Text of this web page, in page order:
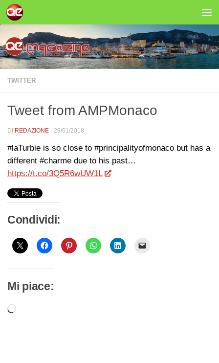
Salta al contenuto
TWITTER
Tweet from AMPMonaco
DI REDAZIONE · 29/01/2018
#laTurbie is so close to #principalityofmonaco but has a
different #charme due to his past…
https://t.co/3Q5R6wUW1L
Condividi:
Mi piace:
Caricamento